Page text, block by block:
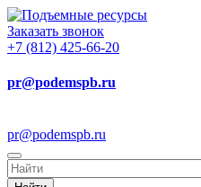
Заказать звонок
+7 (812) 425-66-20
pr@podemspb.ru
pr@podemspb.ru